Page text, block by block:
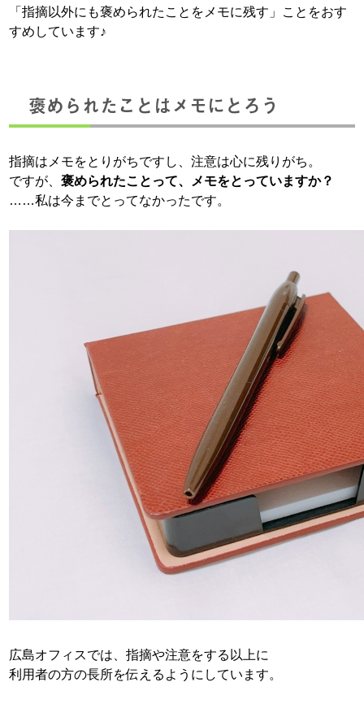
「指摘以外にも褒められたことをメモに残す」ことをおす
すめしています♪
褒められたことはメモにとろう
指摘はメモをとりがちですし、注意は心に残りがち。
ですが、褒められたことって、メモをとっていますか？
……私は今までとってなかったです。
広島オフィスでは、指摘や注意をする以上に
利用者の方の長所を伝えるようにしています。